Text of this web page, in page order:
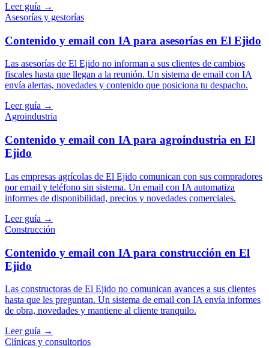
Leer guía →
Asesorías y gestorías
Contenido y email con IA para asesorías en El Ejido
Las asesorías de El Ejido no informan a sus clientes de cambios
fiscales hasta que llegan a la reunión. Un sistema de email con IA
envía alertas, novedades y contenido que posiciona tu despacho.
Leer guía →
Agroindustria
Contenido y email con IA para agroindustria en El
Ejido
Las empresas agrícolas de El Ejido comunican con sus compradores
por email y teléfono sin sistema. Un email con IA automatiza
informes de disponibilidad, precios y novedades comerciales.
Leer guía →
Construcción
Contenido y email con IA para construcción en El
Ejido
Las constructoras de El Ejido no comunican avances a sus clientes
hasta que les preguntan. Un sistema de email con IA envía informes
de obra, novedades y mantiene al cliente tranquilo.
Leer guía →
Clínicas y consultorios